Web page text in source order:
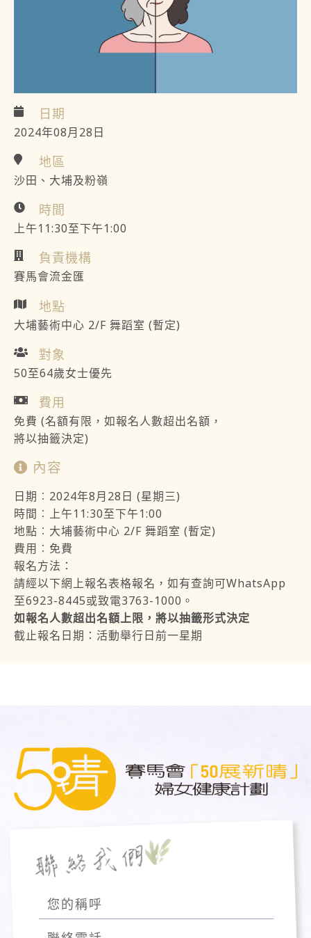
日期
2024年08月28日
地區
沙田、大埔及粉嶺
時間
上午11:30至下午1:00
負責機構
賽馬會流金匯
地點
大埔藝術中心 2/F 舞蹈室 (暫定)
對象
50至64歲女士優先
費用
免費 (名額有限，如報名人數超出名額，
將以抽籤決定)
內容
日期︰2024年8月28日 (星期三)
時間︰上午11:30至下午1:00
地點︰大埔藝術中心 2/F 舞蹈室 (暫定)
費用︰免費
報名方法：
請經以下網上報名表格報名，如有查詢可WhatsApp
至6923-8445或致電3763-1000。
如報名人數超出名額上限，將以抽籤形式決定
截止報名日期：活動舉行日前一星期